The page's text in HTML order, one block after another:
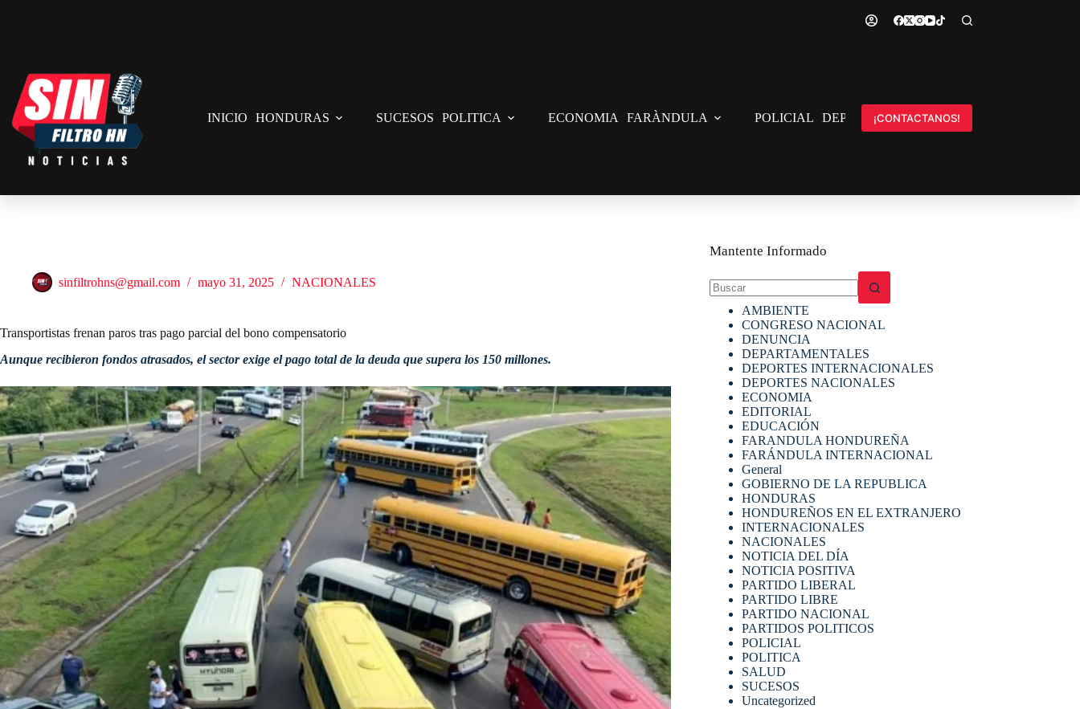
INICIO HONDURAS SUCESOS POLITICA ECONOMIA FARÀNDULA POLICIAL DEPORTES INTERNACIONAL
¡CONTACTANOS!
sinfiltrohns@gmail.com mayo 31, 2025 NACIONALES
Transportistas frenan paros tras pago parcial del bono compensatorio
Aunque recibieron fondos atrasados, el sector exige el pago total de la deuda que supera los 150 millones.
Mantente Informado
resultados
AMBIENTE
CONGRESO NACIONAL
DENUNCIA
DEPARTAMENTALES
DEPORTES INTERNACIONALES
DEPORTES NACIONALES
ECONOMIA
EDITORIAL
EDUCACIÓN
FARANDULA HONDUREÑA
FARÁNDULA INTERNACIONAL
General
GOBIERNO DE LA REPUBLICA
HONDURAS
HONDUREÑOS EN EL EXTRANJERO
INTERNACIONALES
NACIONALES
NOTICIA DEL DÍA
NOTICIA POSITIVA
PARTIDO LIBERAL
PARTIDO LIBRE
PARTIDO NACIONAL
PARTIDOS POLITICOS
POLICIAL
POLITICA
SALUD
SUCESOS
Uncategorized